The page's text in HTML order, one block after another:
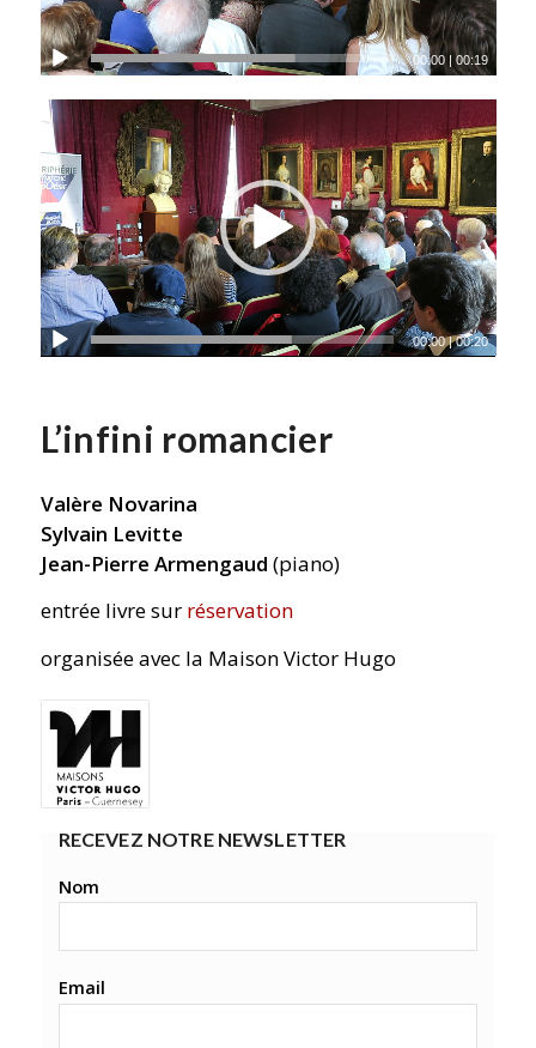
00:00 |00:19
00:00|00:20
L’infini romancier
Valère Novarina
Sylvain Levitte
Jean-Pierre Armengaud (piano)
entrée livre sur réservation
organisée avec la Maison Victor Hugo
RECEVEZ NOTRE NEWSLETTER
Nom
Email